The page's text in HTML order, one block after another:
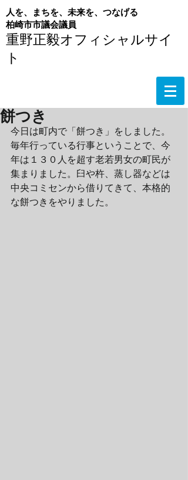
重野正毅オフィシャルサイ
ト
人を、まちを、未来を、つなげる
​柏崎市市議会議員
餅つき
今日は町内で「餅つき」をしました。
毎年行っている行事ということで、今
年は１３０人を超す老若男女の町民が
集まりました。臼や杵、蒸し器などは
中央コミセンから借りてきて、本格的
な餅つきをやりました。